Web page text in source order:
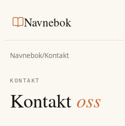
Navnebok
Navnebok/Kontakt
KONTAKT
Kontakt oss